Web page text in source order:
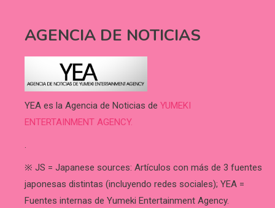
AGENCIA DE NOTICIAS
YEA es la Agencia de Noticias de YUMEKI
ENTERTAINMENT AGENCY.
.
※ JS = Japanese sources: Artículos con más de 3 fuentes
japonesas distintas (incluyendo redes sociales); YEA =
Fuentes internas de Yumeki Entertainment Agency.